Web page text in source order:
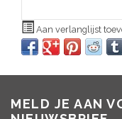
Aan verlanglijst
MELD JE AAN